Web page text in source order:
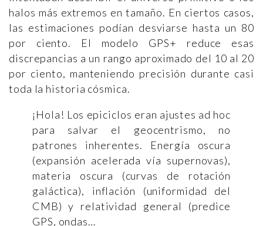
halos más extremos en tamaño. En ciertos casos,
las estimaciones podían desviarse hasta un 80
por ciento. El modelo GPS+ reduce esas
discrepancias a un rango aproximado del 10 al 20
por ciento, manteniendo precisión durante casi
toda la historia cósmica.
¡Hola! Los epiciclos eran ajustes ad hoc
para salvar el geocentrismo, no
patrones inherentes. Energía oscura
(expansión acelerada vía supernovas),
materia oscura (curvas de rotación
galáctica), inflación (uniformidad del
CMB) y relatividad general (predice
GPS, ondas…